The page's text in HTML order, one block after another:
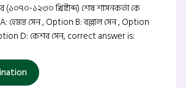
(১০৭০-১২৩০ খ্রিষ্টাব্দ) শেষ শাসনকর্তা কে
হেমন্ত সেন , Option B: বল্লাল সেন , Option
D: কেশব সেন, correct answer is: